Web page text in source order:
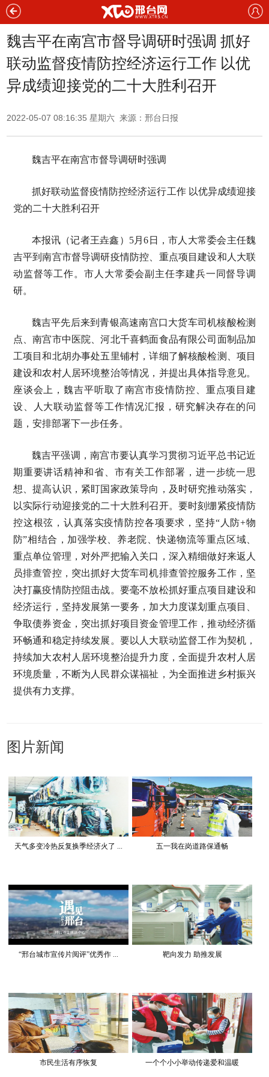
魏吉平在南宫市督导调研时强调 抓好
联动监督疫情防控经济运行工作 以优
异成绩迎接党的二十大胜利召开
2022-05-07 08:16:35 星期六 来源：邢台日报
魏吉平在南宫市督导调研时强调
抓好联动监督疫情防控经济运行工作 以优异成绩迎接
党的二十大胜利召开
本报讯（记者王垚鑫）5月6日，市人大常委会主任魏
吉平到南宫市督导调研疫情防控、重点项目建设和人大联
动监督等工作。市人大常委会副主任李建兵一同督导调
研。
魏吉平先后来到青银高速南宫口大货车司机核酸检测
点、南宫市中医院、河北千喜鹤面食品有限公司面制品加
工项目和北胡办事处五里铺村，详细了解核酸检测、项目
建设和农村人居环境整治等情况，并提出具体指导意见。
座谈会上，魏吉平听取了南宫市疫情防控、重点项目建
设、人大联动监督等工作情况汇报，研究解决存在的问
题，安排部署下一步任务。
魏吉平强调，南宫市要认真学习贯彻习近平总书记近
期重要讲话精神和省、市有关工作部署，进一步统一思
想、提高认识，紧盯国家政策导向，及时研究推动落实，
以实际行动迎接党的二十大胜利召开。要时刻绷紧疫情防
控这根弦，认真落实疫情防控各项要求，坚持“人防+物
防”相结合，加强学校、养老院、快递物流等重点区域、
重点单位管理，对外严把输入关口，深入精细做好来返人
员排查管控，突出抓好大货车司机排查管控服务工作，坚
决打赢疫情防控阻击战。要毫不放松抓好重点项目建设和
经济运行，坚持发展第一要务，加大力度谋划重点项目、
争取债券资金，突出抓好项目资金管理工作，推动经济循
环畅通和稳定持续发展。要以人大联动监督工作为契机，
持续加大农村人居环境整治提升力度，全面提升农村人居
环境质量，不断为人民群众谋福祉，为全面推进乡村振兴
提供有力支撑。
图片新闻
天气多变冷热反复换季经济火了 ... 五一我在岗道路保通畅
“邢台城市宣传片阅评”优秀作 ... 靶向发力 助推发展
市民生活有序恢复 一个个小小举动传递爱和温暖